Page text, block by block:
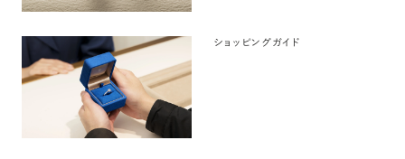
ショッピングガイド